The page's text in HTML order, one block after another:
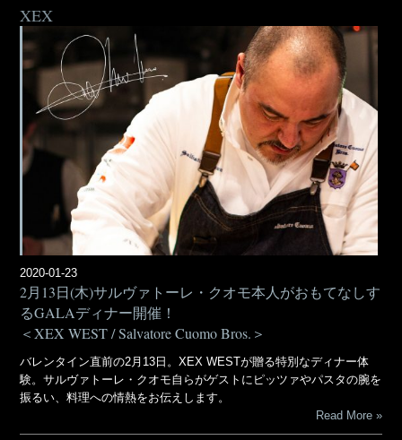
XEX
2020-01-23
2月13日(木)サルヴァトーレ・クオモ本人がおもてなしす
るGALAディナー開催！
＜XEX WEST / Salvatore Cuomo Bros.＞
バレンタイン直前の2月13日。XEX WESTが贈る特別なディナー体
験。サルヴァトーレ・クオモ自らがゲストにピッツァやパスタの腕を
振るい、料理への情熱をお伝えします。
Read More